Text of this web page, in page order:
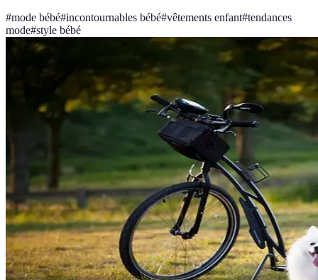
#mode bébé#incontournables bébé#vêtements enfant#tendances
mode#style bébé